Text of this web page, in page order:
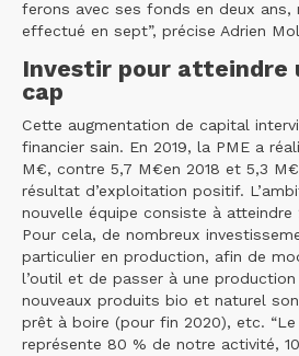
ferons avec ses fonds en deux ans,
effectué en sept”, précise Adrien
Investir pour atteindre
cap
Cette augmentation de capital
financier sain. En 2019, la PME a
M€, contre 5,7 M€en 2018 et 5,3
résultat d’exploitation positif.
nouvelle équipe consiste à atteindre
Pour cela, de nombreux
particulier en production, afin de
l’outil et de passer à une production
nouveaux produits bio et naturel
prêt à boire (pour fin 2020), etc.
représente 80 % de notre activité,